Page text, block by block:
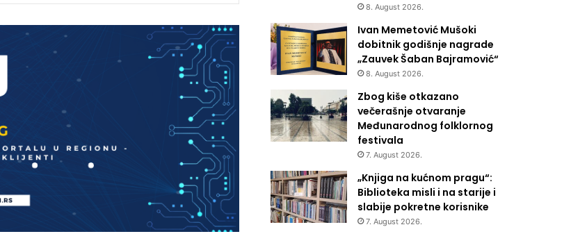
OD SRPSKOG KOLA DO KUMBIJE:
Folkloraši iz sedam zemalja održali
javni čas na Trgu ispred Doma
kulture
Pirotu: Hiljade kilometara razdvajaju,
Ivan Memetović Mušoki dobitnik
godišnje nagrade „Zauvek Šaban
Zbog kiše otkazano večerašnje
8. August 2026.
Ivan Memetović Mušoki
dobitnik godišnje nagrade
„Zauvek Šaban Bajramović“
8. August 2026.
Zbog kiše otkazano
večerašnje otvaranje
Međunarodnog folklornog
festivala
7. August 2026.
„Knjiga na kućnom pragu“:
Biblioteka misli i na starije i
slabije pokretne korisnike
7. August 2026.